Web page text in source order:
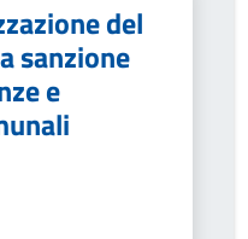
del
sanzione
e